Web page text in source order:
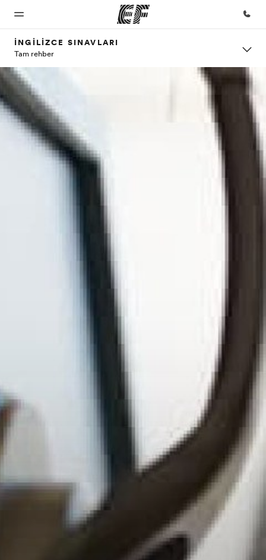
Ana
Sayfa
EF'e
hoş
geldiniz
Tüm programlarımıza
HakkımızdaKariyer
Ekibimize
katılın
İNGILIZCE SINAVLARI
Tam rehber